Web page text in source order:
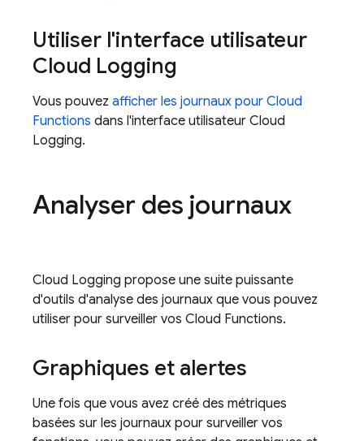
Utiliser l'interface utilisateur
Cloud Logging
Vous pouvez afficher les journaux pour Cloud
Functions dans l'interface utilisateur Cloud
Logging.
Analyser des journaux
Cloud Logging propose une suite puissante
d'outils d'analyse des journaux que vous pouvez
utiliser pour surveiller vos Cloud Functions.
Graphiques et alertes
Une fois que vous avez créé des métriques
basées sur les journaux pour surveiller vos